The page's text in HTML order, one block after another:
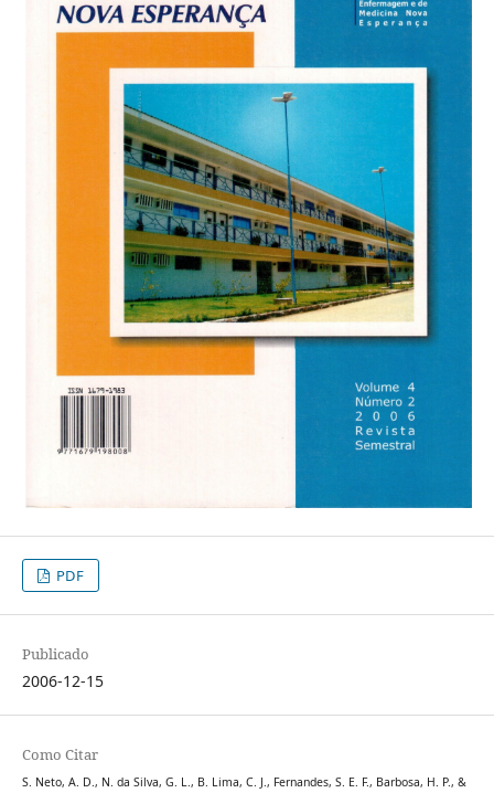
PDF
Publicado
2006-12-15
Como Citar
S. Neto, A. D., N. da Silva, G. L., B. Lima, C. J., Fernandes, S. E. F., Barbosa, H. P., &